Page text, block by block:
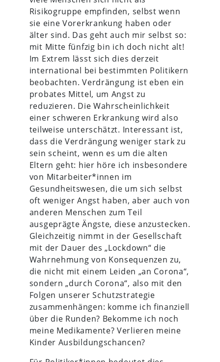
Risikogruppe empfinden, selbst wenn
sie eine Vorerkrankung haben oder
älter sind. Das geht auch mir selbst so:
mit Mitte fünfzig bin ich doch nicht alt!
Im Extrem lässt sich dies derzeit
international bei bestimmten Politikern
beobachten. Verdrängung ist eben ein
probates Mittel, um Angst zu
reduzieren. Die Wahrscheinlichkeit
einer schweren Erkrankung wird also
teilweise unterschätzt. Interessant ist,
dass die Verdrängung weniger stark zu
sein scheint, wenn es um die alten
Eltern geht: hier höre ich insbesondere
von Mitarbeiter*innen im
Gesundheitswesen, die um sich selbst
oft weniger Angst haben, aber auch von
anderen Menschen zum Teil
ausgeprägte Ängste, diese anzustecken.
Gleichzeitig nimmt in der Gesellschaft
mit der Dauer des „Lockdown“ die
Wahrnehmung von Konsequenzen zu,
die nicht mit einem Leiden „an Corona“,
sondern „durch Corona“, also mit den
Folgen unserer Schutzstrategie
zusammenhängen: komme ich finanziell
über die Runden? Bekomme ich noch
meine Medikamente? Verlieren meine
Kinder Ausbildungschancen?